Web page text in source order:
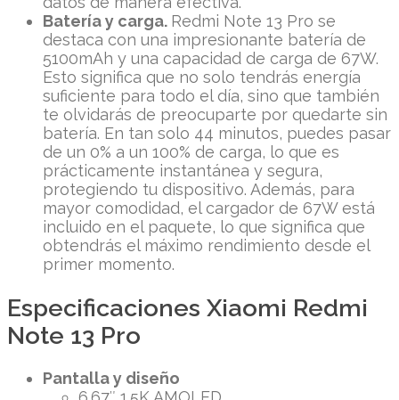
Batería y carga. Redmi Note 13 Pro se
destaca con una impresionante batería de
5100mAh y una capacidad de carga de 67W.
Esto significa que no solo tendrás energía
suficiente para todo el día, sino que también
te olvidarás de preocuparte por quedarte sin
batería. En tan solo 44 minutos, puedes pasar
de un 0% a un 100% de carga, lo que es
prácticamente instantánea y segura,
protegiendo tu dispositivo. Además, para
mayor comodidad, el cargador de 67W está
incluido en el paquete, lo que significa que
obtendrás el máximo rendimiento desde el
primer momento.
Especificaciones Xiaomi Redmi
Note 13 Pro
Pantalla y diseño